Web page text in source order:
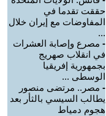
حققت تقدما في
المفاوضات مع إيران خلال
...
- مصرع وإصابة العشرات
في انقلاب صهريج
بجمهورية إفريقيا
الوسطى ...
- مصر.. مرتضى منصور
يطالب السيسي بالثأر بعد
هجوم دمياط